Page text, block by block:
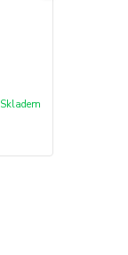
Skladem